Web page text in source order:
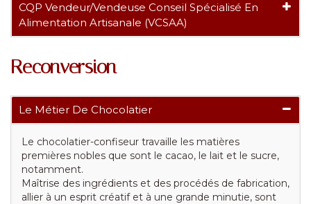
CQP Vendeur/vendeuse Conseil Spécialisé En
Alimentation Artisanale (VCSAA)
Reconversion
Le Métier De Chocolatier
Le chocolatier-confiseur travaille les matières
premières nobles que sont le cacao, le lait et le sucre,
notamment.
Maîtrise des ingrédients et des procédés de fabrication,
allier à un esprit créatif et à une grande minutie, sont